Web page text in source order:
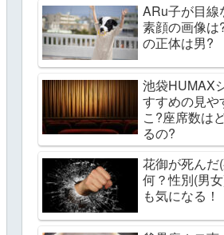
ARu子が目線
素顔の画像は
の正体は男?
池袋HUMAX
すすめの見や
こ?座席数は
るの?
花御が死んだ
何？性別(男
も気になる！